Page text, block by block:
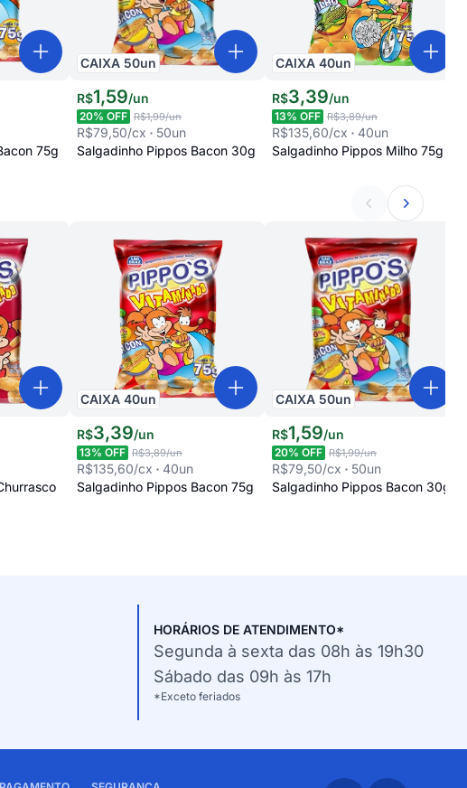
75g
CAIXA 50un
R$1,59/un
20% OFF R$1,99/un
R$79,50/cx 50un
Salgadinho Pippos Bacon 30g
CAIXA 40un
R$3,39/un
13% OFF R$3,89/un
R$135,60/cx 40un
Salgadinho Pippos Milho 75g
CAIXA 40un
R$3,39/un
13% OFF R$3,89/un
R$135,60/cx 40un
Salgadinho Pippos Bacon 75g
CAIXA 50un
R$1,59/un
20% OFF R$1,99/un
R$79,50/cx 50un
Salgadinho Pippos Bacon 30g
HORÁRIOS DE ATENDIMENTO*
Segunda à sexta das 08h às 19h30
Sábado das 09h às 17h
*Exceto feriados